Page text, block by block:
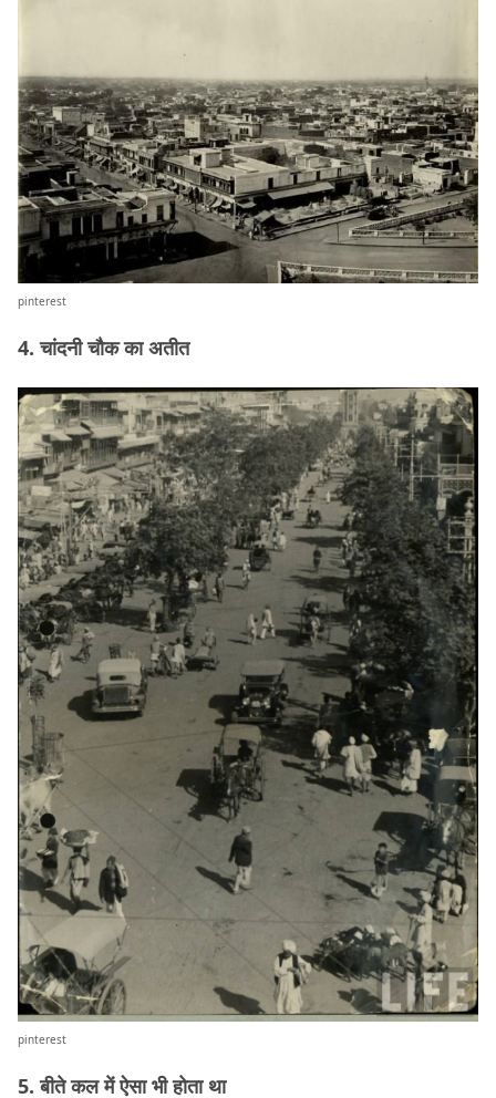
pinterest
4. चांदनी चौक का अतीत
pinterest
5. बीते कल में ऐसा भी होता था